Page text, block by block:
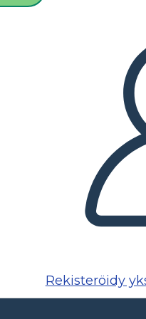
Rekisteröidy